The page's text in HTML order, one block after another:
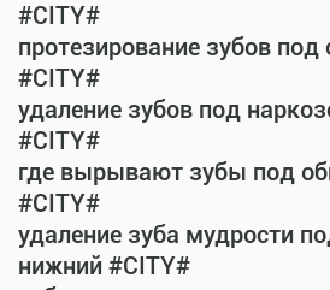
#CITY#
протезирование зубов
#CITY#
удаление зубов под
#CITY#
где вырывают зубы под
#CITY#
удаление зуба мудрости
нижний #CITY#